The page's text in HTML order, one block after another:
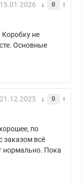
15.01.2026 0
не
Основные
21.12.2025 0
по
заказом всё
нормально. Пока